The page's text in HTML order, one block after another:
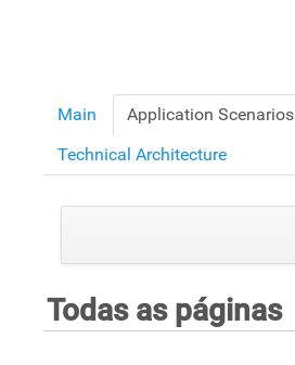
Main
Application Scenarios
Technical Architecture
Todas as páginas